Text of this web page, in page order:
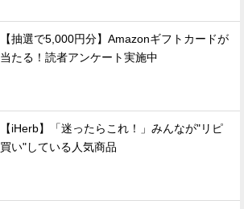
【抽選で5,000円分】Amazonギフトカードが
当たる！読者アンケート実施中
【iHerb】「迷ったらこれ！」みんなが"リピ
買い"している人気商品